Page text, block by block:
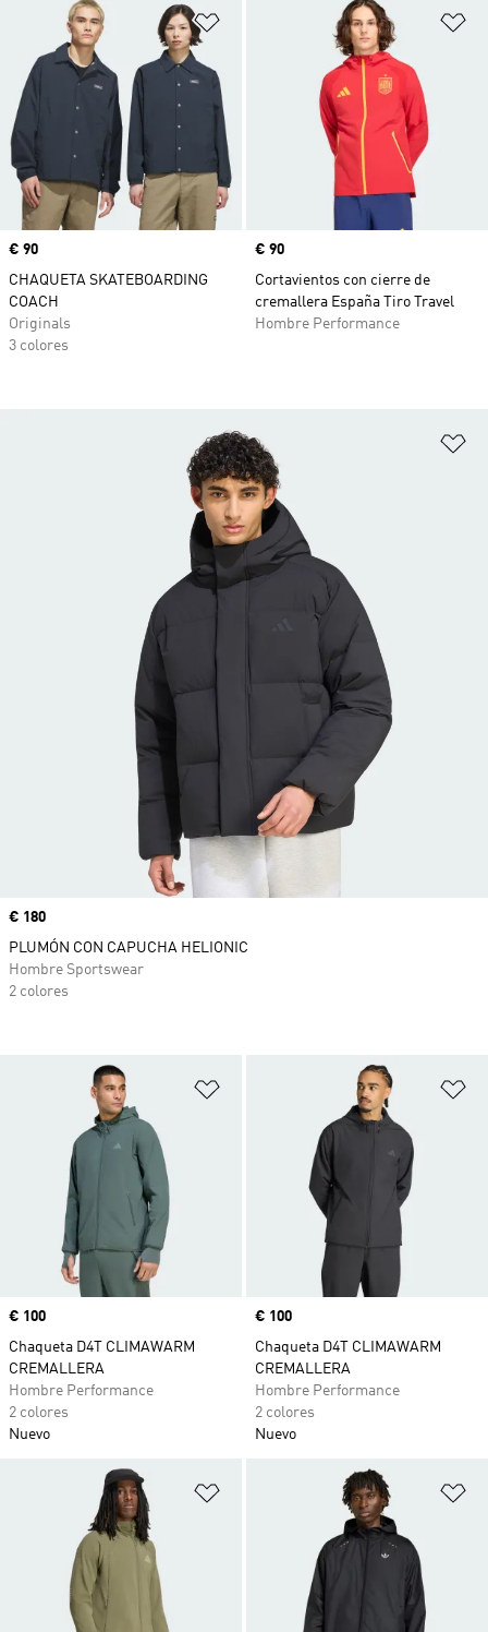
Añadir a la lista de deseos
Precio
€ 90
CHAQUETA SKATEBOARDING
COACH
Originals
3 colores
Precio
€ 90
Cortavientos con cierre de
cremallera España Tiro Travel
Hombre Performance
Añadir a la lista de deseos
Precio
€ 100
Chaqueta D4T CLIMAWARM
CREMALLERA
Hombre Performance
2 colores
Nuevo
Precio
€ 100
Chaqueta D4T CLIMAWARM
CREMALLERA
Hombre Performance
2 colores
Nuevo
Añadir a la lista de deseos
Precio
€ 180
PLUMÓN CON CAPUCHA HELIONIC
Hombre Sportswear
2 colores